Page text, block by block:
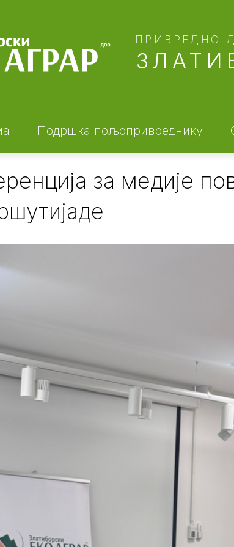
ПРИВРЕДНО
Подршка пољопривреднику
за медије